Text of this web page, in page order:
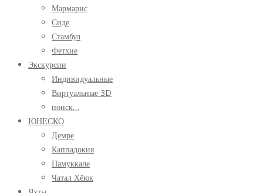
Мармарис
Сиде
Стамбул
Фетхие
Экскурсии
Индивидуальные
Виртуальные 3D
поиск…
ЮНЕСКО
Демре
Каппадокия
Памуккале
Чатал Хёюк